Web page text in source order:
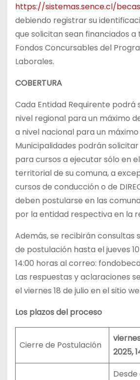
https://sistemas.sence.cl/
debiendo registrar su
que solicitan sean financiados a
Fondos Concursables del
Laborales.
COBERTURA
Cada Entidad Requirente podrá
nivel regional para un máximo
a nivel nacional para un máximo
Municipalidades podrán
para cursos a ejecutar sólo en
territorial de su comuna, a
cursos de conducción o de
deben postularse en las
por la entidad respectiva en la
Además, se recibirán consultas
de postulación hasta el jueves
14:00 horas al correo:
Las respuestas y aclaraciones
el viernes 18 de julio en el sitio
Los plazos del proceso
Cierre de Postulación
2025,
Desde